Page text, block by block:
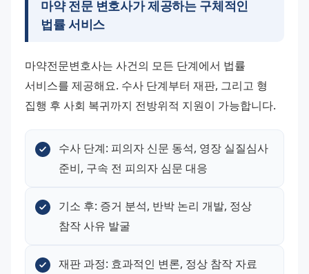
마약 전문 변호사가 제공하는 구체적인
법률 서비스
마약전문변호사는 사건의 모든 단계에서 법률
서비스를 제공해요. 수사 단계부터 재판, 그리고 형
집행 후 사회 복귀까지 전방위적 지원이 가능합니다.
수사 단계: 피의자 신문 동석, 영장 실질심사
준비, 구속 전 피의자 심문 대응
기소 후: 증거 분석, 반박 논리 개발, 정상
참작 사유 발굴
재판 과정: 효과적인 변론, 정상 참작 자료